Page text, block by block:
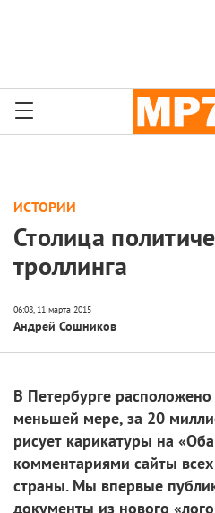
ИСТОРИИ
Столица
троллинга
Андрей Сошников
В Петербурге расположено
меньшей мере, за 20
рисует карикатуры на
комментариями сайты
страны. Мы впервые
документы из нового